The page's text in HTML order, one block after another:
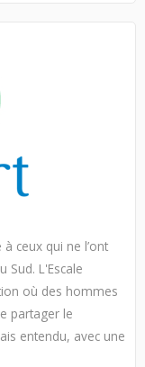
à ceux qui ne l’ont
Sud. L'Escale
où des hommes
partager le
entendu, avec une